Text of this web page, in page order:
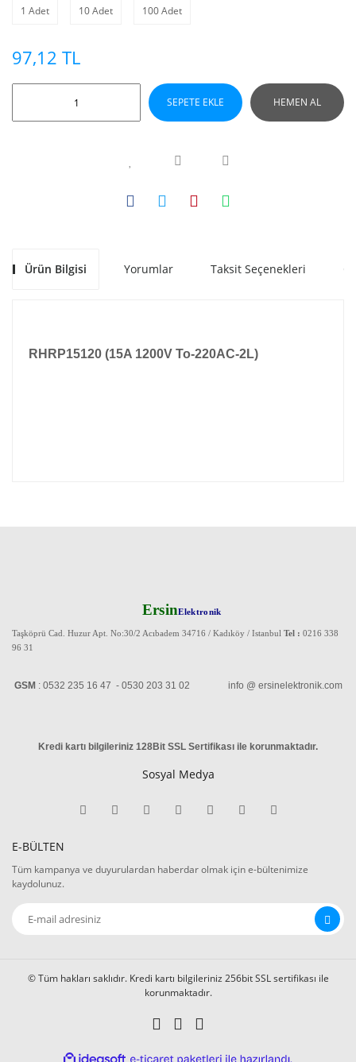
1 Adet 10 Adet 100 Adet
97,12 TL
SEPETE EKLE HEMEN AL
Ürün Bilgisi Yorumlar Taksit Seçenekleri
RHRP15120 (15A 1200V To-220AC-2L)
ErsinElektronik
Taşköprü Cad. Huzur Apt. No:30/2 Acıbadem 34716 / Kadıköy / Istanbul Tel : 0216 338
96 31
GSM : 0532 235 16 47 - 0530 203 31 02 info @ ersinelektronik.com
Kredi kartı bilgileriniz 128Bit SSL Sertifikası ile korunmaktadır.
Sosyal Medya
E-BÜLTEN
Tüm kampanya ve duyurulardan haberdar olmak için e-bültenimize
kaydolunuz.
© Tüm hakları saklıdır. Kredi kartı bilgileriniz 256bit SSL sertifikası ile
korunmaktadır.
ideasoft e-